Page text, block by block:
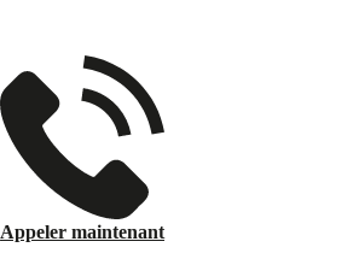
Appeler maintenant